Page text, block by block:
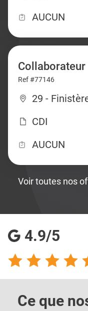
AUCUN
Ref #77146
29 -
CDI
AUCUN
Voir toutes nos
4.9/5
Ce que